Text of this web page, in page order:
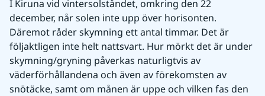
I Kiruna vid vintersolståndet, omkring den 22
december, når solen inte upp över horisonten.
Däremot råder skymning ett antal timmar. Det är
följaktligen inte helt nattsvart. Hur mörkt det är under
skymning/gryning påverkas naturligtvis av
väderförhållandena och även av förekomsten av
snötäcke, samt om månen är uppe och vilken fas den